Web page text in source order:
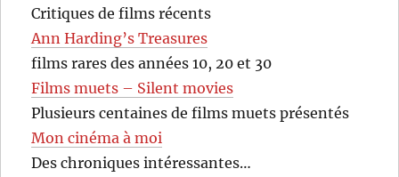
Critiques de films récents
Ann Harding’s Treasures
films rares des années 10, 20 et 30
Films muets – Silent movies
Plusieurs centaines de films muets présentés
Mon cinéma à moi
Des chroniques intéressantes…